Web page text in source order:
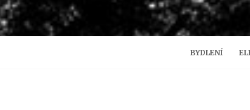
BYDLENÍ